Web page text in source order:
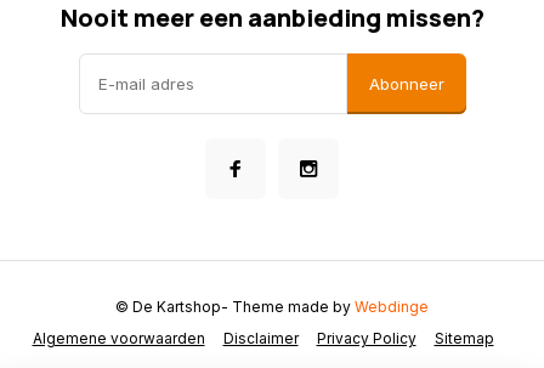
Nooit meer een aanbieding missen?
Abonneer
Algemene voorwaarden Disclaimer Privacy Policy Sitemap
© De Kartshop- Theme made by Webdinge